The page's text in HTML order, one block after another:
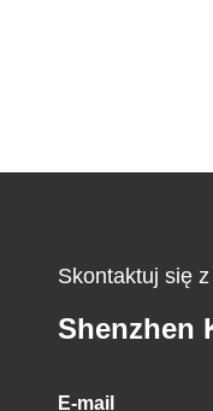
Skontaktuj się
Shenzhen
E-mail